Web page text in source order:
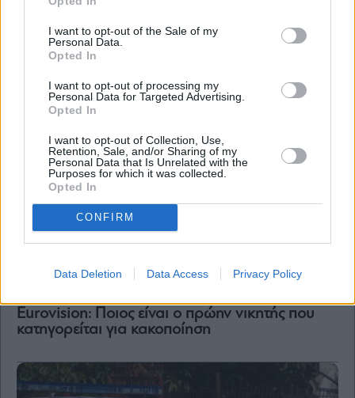
I want to opt-out of the Sale of my
Personal Data.
Opted In
I want to opt-out of processing my
Personal Data for Targeted Advertising.
Opted In
I want to opt-out of Collection, Use,
Retention, Sale, and/or Sharing of my
Personal Data that Is Unrelated with the
Purposes for which it was collected.
Opted In
CONFIRM
Data Deletion Data Access Privacy Policy
με μώλωπες σε όλο του το σώμα – Τι
ισχυρίζονται οι γονείς
Eurovision: Ποιος είναι ο πρώην νικητής που
κατηγορείται για κακοποίηση